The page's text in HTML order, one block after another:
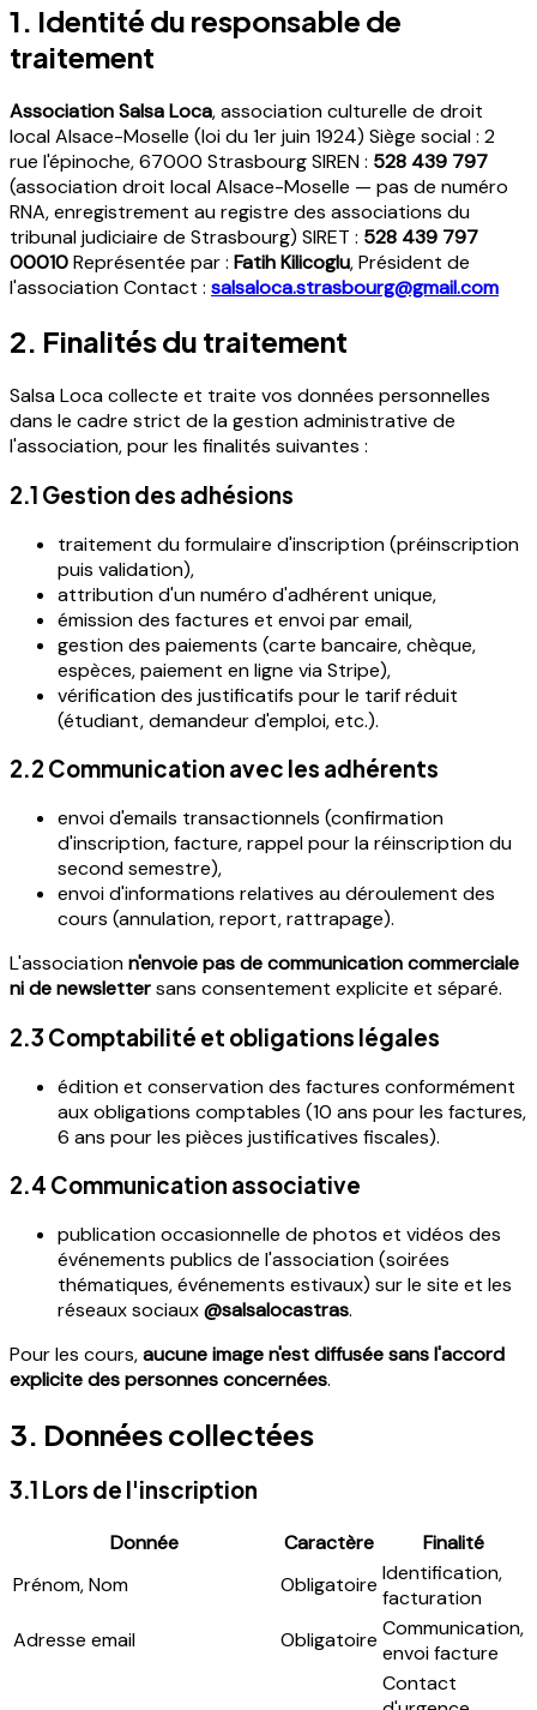
1. Identité du responsable de
traitement
Association Salsa Loca, association culturelle de droit
local Alsace-Moselle (loi du 1er juin 1924) Siège social : 2
rue l'épinoche, 67000 Strasbourg SIREN : 528 439 797
(association droit local Alsace-Moselle — pas de numéro
RNA, enregistrement au registre des associations du
tribunal judiciaire de Strasbourg) SIRET : 528 439 797
00010Représentée par : Fatih Kilicoglu, Président de
l'association Contact : salsaloca.strasbourg@gmail.com
2. Finalités du traitement
Salsa Loca collecte et traite vos données personnelles
dans le cadre strict de la gestion administrative de
l'association, pour les finalités suivantes :
2.1 Gestion des adhésions
traitement du formulaire d'inscription (préinscription
puis validation),
attribution d'un numéro d'adhérent unique,
émission des factures et envoi par email,
gestion des paiements (carte bancaire, chèque,
espèces, paiement en ligne via Stripe),
vérification des justificatifs pour le tarif réduit
(étudiant, demandeur d'emploi, etc.).
2.2 Communication avec les adhérents
envoi d'emails transactionnels (confirmation
d'inscription, facture, rappel pour la réinscription du
second semestre),
envoi d'informations relatives au déroulement des
cours (annulation, report, rattrapage).
L'associationn'envoie pas de communication commerciale
ni de newslettersans consentement explicite et séparé.
2.3 Comptabilité et obligations légales
édition et conservation des factures conformément
aux obligations comptables (10 ans pour les factures,
6 ans pour les pièces justificatives fiscales).
2.4 Communication associative
publication occasionnelle de photos et vidéos des
événements publics de l'association (soirées
thématiques, événements estivaux) sur le site et les
réseaux sociaux@salsalocastras.
Pour les cours,aucune image n'est diffusée sans l'accord
explicite des personnes concernées.
3. Données collectées
3.1 Lors de l'inscription
Donnée Caractère
Finalité
Prénom, Nom
Obligatoire Identification,
facturation
Adresse email
Obligatoire Communication,
envoi facture
Contact